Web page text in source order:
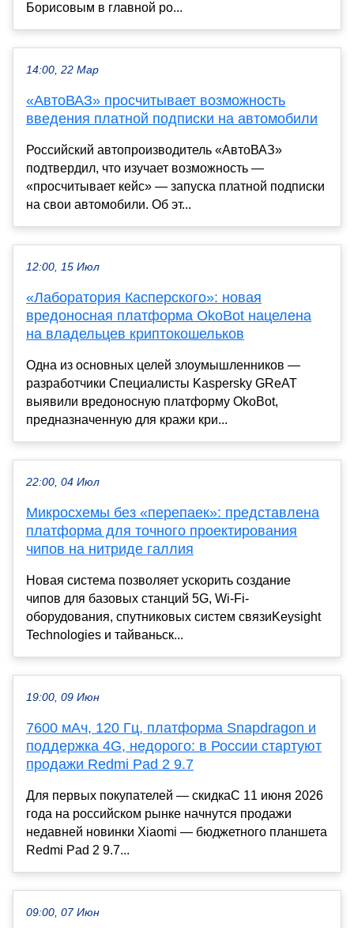
Борисовым в главной ро...
14:00, 22 Мар
«АвтоВАЗ» просчитывает возможность
введения платной подписки на автомобили
Российский автопроизводитель «АвтоВАЗ»
подтвердил, что изучает возможность —
«просчитывает кейс» — запуска платной подписки
на свои автомобили. Об эт...
12:00, 15 Июл
«Лаборатория Касперского»: новая
вредоносная платформа OkoBot нацелена
на владельцев криптокошельков
Одна из основных целей злоумышленников —
разработчики Специалисты Kaspersky GReAT
выявили вредоносную платформу OkoBot,
предназначенную для кражи кри...
22:00, 04 Июл
Микросхемы без «перепаек»: представлена
платформа для точного проектирования
чипов на нитриде галлия
Новая система позволяет ускорить создание
чипов для базовых станций 5G, Wi-Fi-
оборудования, спутниковых систем связиKeysight
Technologies и тайваньск...
19:00, 09 Июн
7600 мАч, 120 Гц, платформа Snapdragon и
поддержка 4G, недорого: в России стартуют
продажи Redmi Pad 2 9.7
Для первых покупателей — скидкаС 11 июня 2026
года на российском рынке начнутся продажи
недавней новинки Xiaomi — бюджетного планшета
Redmi Pad 2 9.7...
09:00, 07 Июн